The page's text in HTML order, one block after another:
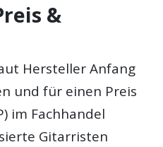
&
Hersteller Anfang
und für einen Preis
im Fachhandel
Gitarristen